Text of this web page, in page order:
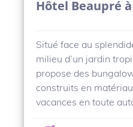
Hôtel Beaupré
Situé face au
milieu d’un jardin
propose des
construits en
vacances en toute